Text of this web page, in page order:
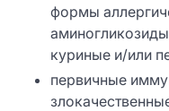
формы
куриные и/или
первичные